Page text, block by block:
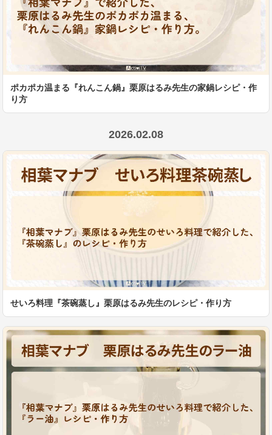
ポカポカ温まる『れんこん鍋』栗原はるみ先生の家鍋レシピ・作
り方
2026.02.08
せいろ料理『茶碗蒸し』栗原はるみ先生のレシピ・作り方